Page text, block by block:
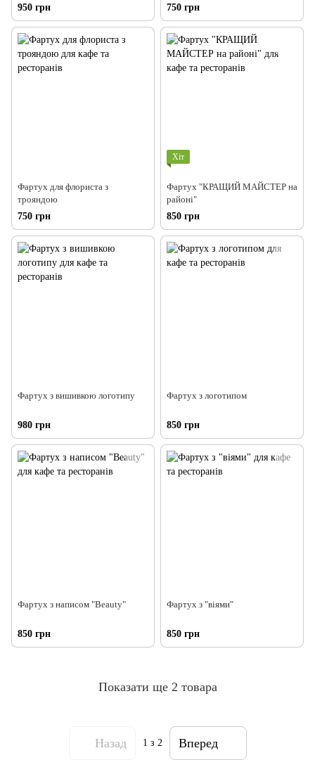
950 грн 750 грн
Фартух для флориста з
трояндою
750 грн
Хіт
Фартух "КРАЩИЙ МАЙСТЕР на
районі"
850 грн
Фартух з вишивкою логотипу
980 грн
Фартух з логотипом
850 грн
Фартух з написом "Beauty"
850 грн
Фартух з "віями"
850 грн
Показати ще 2 товара
Назад 1 з 2 Вперед